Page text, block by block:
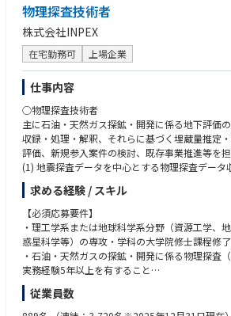
【応募者へのメッセージ】
当社は『INPEX Vision 2035「責任あるエネルギ
現』を掲げ、石油・天然ガス／LNGの安定供給を
素・再生可能エネルギー等を通じた2050年ネッ
に積極的に貢献しています。 この実現に向けて
を確保した上で、オフィス業務から操業現場まで
ル・AIをフル活用し、生産性を高める「デジタル
ています。こうしたDXの加速とエネルギー・ト
るためには、ITとOT（操業・生産）の双方を見
ュリティが不可欠です。本ポジションでは、IT
ュリティ実務経験を軸に、国内外の石油・天然ガ
ーボン関連事業を守り、当社グループの変革を
ます。
【部署紹介】
ー業務概要ー
デジタル戦略推進ユニットは、国内外のINPEX
る方針の策定や、ITガバナンス・企画検討、各
リケーションの導入・運用、サイバーセキュリ
ます。当ユニットが扱う領域は、大きく「業務系
ます。
ー資格ー
・情報セキュリティに関する公的資格（情報処理
P、CISA、CISM、GICSP等）もしくは同等の知
プリケーション、制御システム等に関する公的
【英語力】
英語でのビジネスコミュニケーション、英文によ
ュー・作成の経験を有するレベル。
物理探査技術者
株式会社INPEX
在宅勤務可 上場企業
仕事内容
○物理探査技術者
主に石油・天然ガス探鉱・開発に係る地下評価
収録・処理・解釈、それらに基づく埋蔵量推定
評価、新規参入案件の検討、既存事業推進等を担
(1) 地震探査データを中心とする物理探査データ
様の検討、請負業者との調整および現場品質管理
(2) 取得された物理探査データの処理計画の立案
業者との調整および処理データの品質管理
(3) 処理された物理探査データに基づく地下構
および不確実性評価
(4) AVO評価、インバージョン等などの定量的
分布、性状等の予測および不確実性評価
援、地質リスク評価および試掘位置検討に係る技
(6) 開発プロジェクトにおける生産井位置の検討
求める経験 / スキル
【必須応募要件】
・理工学系または地球科学系分野（資源工学、
惑星科学等）の専攻・学科の大学院修士課程修
・石油・天然ガスの探鉱・開発に係る物理探査
実務経験5年以上を有すること
・2D/3D地震探査データによる地下構造解釈、断
実性評価に関する経験を有すること
・地震探査データの収録・処理・解釈の流れ、
従業員数